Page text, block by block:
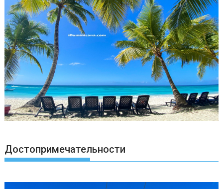
Достопримечательности